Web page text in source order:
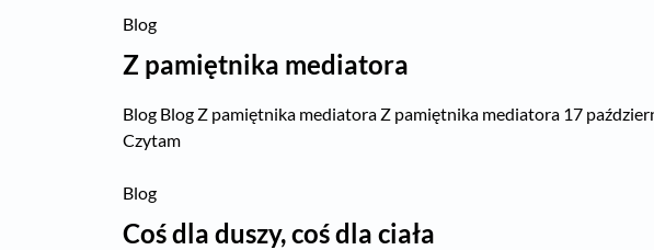
Blog
Z pamiętnika mediatora
Blog Blog Z pamiętnika mediatora Z pamiętnika mediatora 17
Czytam
Blog
Coś dla duszy, coś dla ciała